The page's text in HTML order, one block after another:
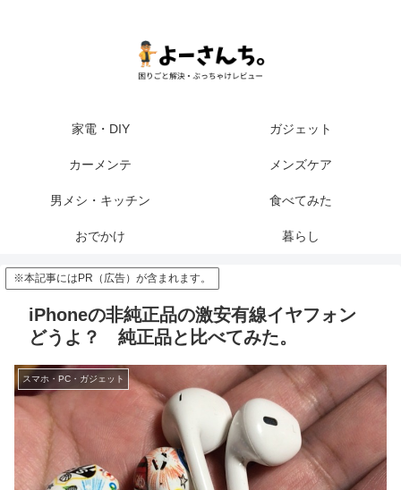
家電・DIY ガジェット
カーメンテ メンズケア
男メシ・キッチン 食べてみた
おでかけ 暮らし
※本記事にはPR（広告）が含まれます。
iPhoneの非純正品の激安有線イヤフォン
どうよ？ 純正品と比べてみた。
スマホ・PC・ガジェット